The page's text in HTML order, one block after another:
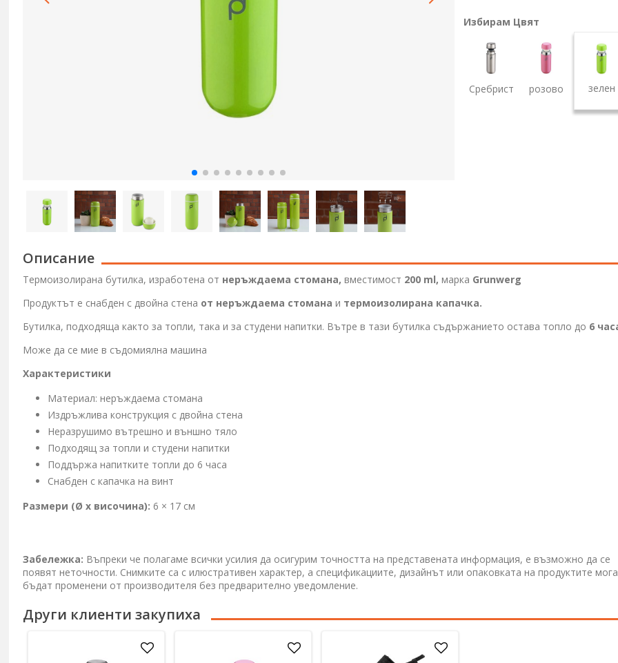
Избирам Цвят
Сребрист розово зелен
Описание
Термоизолирана бутилка, изработена от неръждаема стомана, вместимост 200 ml, марка Grunwerg
Продуктът е снабден с двойна стена от неръждаема стомана и термоизолирана капачка.
Бутилка, подходяща както за топли, така и за студени напитки. Вътре в тази бутилка съдържанието остава топло до 6
Може да се мие в съдомиялна машина
Характеристики
Материал: неръждаема стомана
Издръжлива конструкция с двойна стена
Неразрушимо вътрешно и външно тяло
Подходящ за топли и студени напитки
Поддържа напитките топли до 6 часа
Снабден с капачка на винт
Размери (Ø x височина): 6 × 17 см
Забележка: Въпреки че полагаме всички усилия да осигурим точността на представената информация, е възможно да се
появят неточности. Снимките са с илюстративен характер, а спецификациите, дизайнът или опаковката на продуктите
бъдат променени от производителя без предварително уведомление.
Други клиенти закупиха